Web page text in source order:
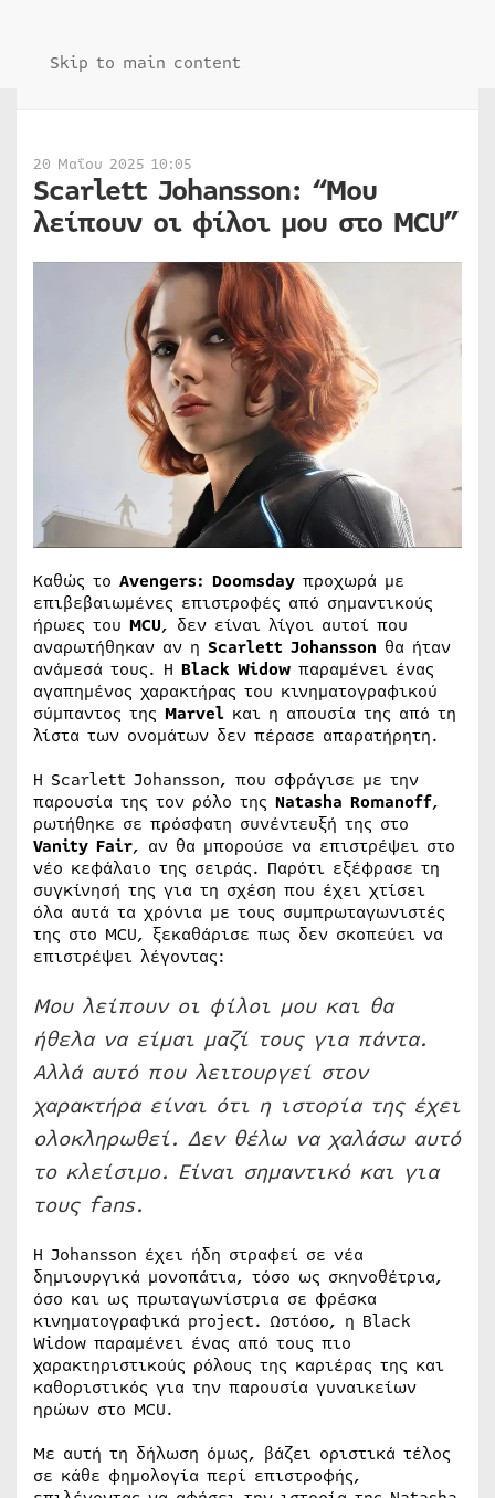
Skip to main content
20 Μαΐου 2025 10:05
Scarlett Johansson: “Μου
λείπουν οι φίλοι μου στο MCU”
Καθώς το Avengers: Doomsday προχωρά με
επιβεβαιωμένες επιστροφές από σημαντικούς
ήρωες του MCU, δεν είναι λίγοι αυτοί που
αναρωτήθηκαν αν η Scarlett Johansson θα ήταν
ανάμεσά τους. Η Black Widow παραμένει ένας
αγαπημένος χαρακτήρας του κινηματογραφικού
σύμπαντος της Marvel και η απουσία της από τη
λίστα των ονομάτων δεν πέρασε απαρατήρητη.
Η Scarlett Johansson, που σφράγισε με την
παρουσία της τον ρόλο της Natasha Romanoff,
ρωτήθηκε σε πρόσφατη συνέντευξή της στο
Vanity Fair, αν θα μπορούσε να επιστρέψει στο
νέο κεφάλαιο της σειράς. Παρότι εξέφρασε τη
συγκίνησή της για τη σχέση που έχει χτίσει
όλα αυτά τα χρόνια με τους συμπρωταγωνιστές
της στο MCU, ξεκαθάρισε πως δεν σκοπεύει να
επιστρέψει λέγοντας:
Μου λείπουν οι φίλοι μου και θα
ήθελα να είμαι μαζί τους για πάντα.
Αλλά αυτό που λειτουργεί στον
χαρακτήρα είναι ότι η ιστορία της έχει
ολοκληρωθεί. Δεν θέλω να χαλάσω αυτό
το κλείσιμο. Είναι σημαντικό και για
τους fans.
Η Johansson έχει ήδη στραφεί σε νέα
δημιουργικά μονοπάτια, τόσο ως σκηνοθέτρια,
όσο και ως πρωταγωνίστρια σε φρέσκα
κινηματογραφικά project. Ωστόσο, η Black
Widow παραμένει ένας από τους πιο
χαρακτηριστικούς ρόλους της καριέρας της και
καθοριστικός για την παρουσία γυναικείων
ηρώων στο MCU.
Με αυτή τη δήλωση όμως, βάζει οριστικά τέλος
σε κάθε φημολογία περί επιστροφής,